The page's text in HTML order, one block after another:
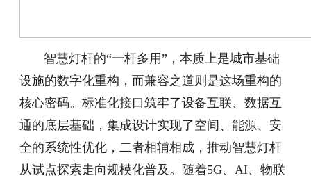
智慧灯杆的“一杆多用”，本质上是城市基础
设施的数字化重构，而兼容之道则是这场重构的
核心密码。标准化接口筑牢了设备互联、数据互
通的底层基础，集成设计实现了空间、能源、安
全的系统性优化，二者相辅相成，推动智慧灯杆
从试点探索走向规模化普及。随着5G、AI、物联